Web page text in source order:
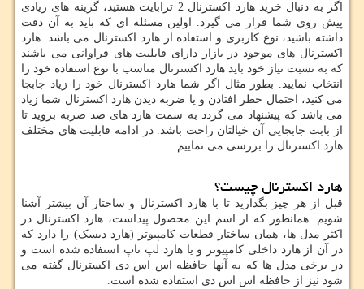
اگر به دنبال خرید هارد اکسترنال 2 ترابایت هستید، گزینه های زیادی
پیش روی شما قرار می گیرد. اولین مسئله ای که باید به آن دقت
داشته باشید، نوع کاربری و استفاده از هارد اکسترنال می باشد. هارد
اکسترنال های موجود در بازار دارای قابلیت های فراوانی می باشند
که به نسبت نیاز خود باید هارد اکسترنال مناسب با نوع استفاده خود را
انتخاب نمایید. بطور مثال اگر شما هارد اکسترنال خود را زیاد جابجا
می کنید، احتمال خطر افتادن و یا ضربه دیدن هارد اکسترنال شما زیاد
می باشد که پیشنهاد می گردد به سمت هارد های ضد ضربه بروید تا
از بابت جابجایی آن خیالتان راحت باشد. در ادامه قابلیت های مختلف
هارد اکسترنال را بررسی می نماییم.
هارد اکسترنال چیست؟
قبل از هر چیز بگذارید تا با هارد اکسترنال و ساختار آن بیشتر آشنا
شویم. همانطور که از اسم این محصول پیداست، هارد اکسترنال در
اکثر مدل ها، همان ساختار قطعات کامپیوتر (هارد دیسک) را دارد که
در آن از هارد داخلی کامپیوتر و یا هارد لپ تاپ استفاده شده است و
در برخی مدل ها که به آنها حافظه اس اس دی اکسترنال گفته می
شود نیز از حافظه اس اس دی استفاده شده است.